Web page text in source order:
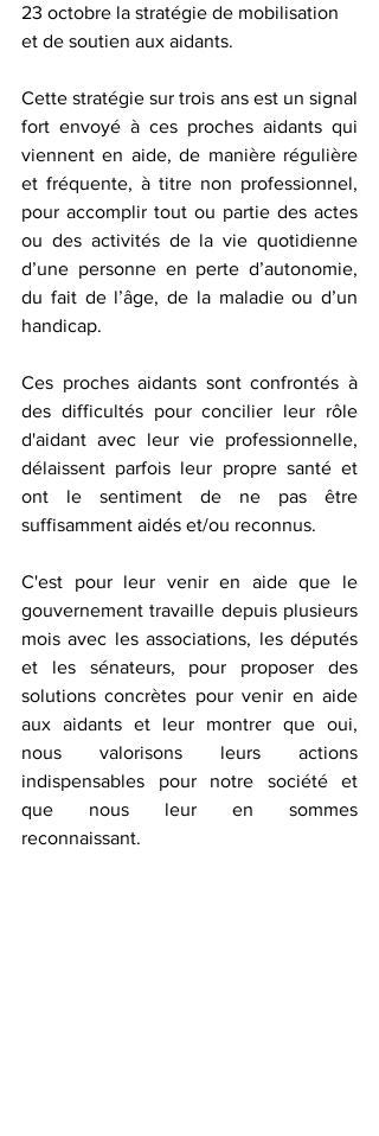
23 octobre la stratégie de mobilisation
et de soutien aux aidants.
Cette stratégie sur trois ans est un signal
fort envoyé à ces proches aidants qui
viennent en aide, de manière régulière
et fréquente, à titre non professionnel,
pour accomplir tout ou partie des actes
ou des activités de la vie quotidienne
d’une personne en perte d’autonomie,
du fait de l’âge, de la maladie ou d’un
handicap.
Ces proches aidants sont confrontés à
des difficultés pour concilier leur rôle
d'aidant avec leur vie professionnelle,
délaissent parfois leur propre santé et
ont le sentiment de ne pas être
suffisamment aidés et/ou reconnus.
C'est pour leur venir en aide que le
gouvernement travaille depuis plusieurs
mois avec les associations, les députés
et les sénateurs, pour proposer des
solutions concrètes pour venir en aide
aux aidants et leur montrer que oui,
nous valorisons leurs actions
indispensables pour notre société et
que nous leur en sommes
reconnaissant.